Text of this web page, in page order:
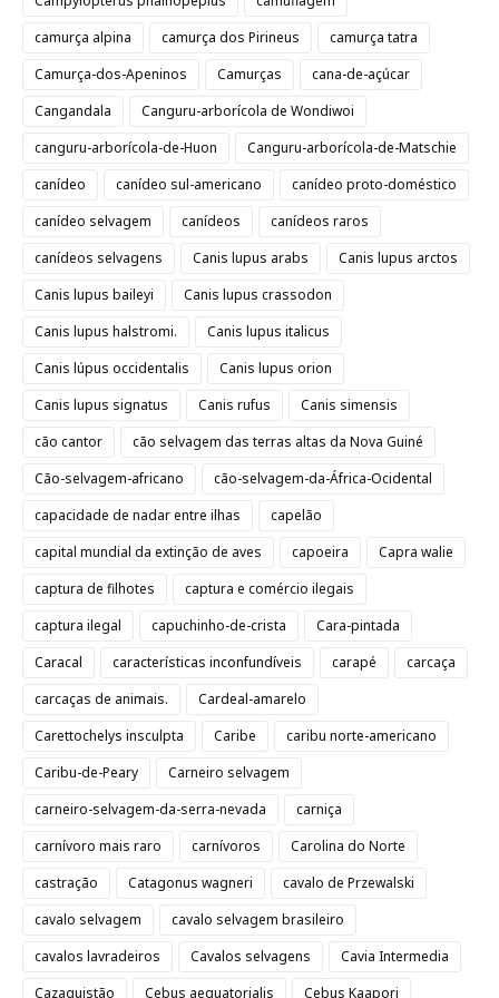
camurça alpina
camurça dos Pirineus
camurça tatra
Camurça-dos-Apeninos
Camurças
cana-de-açúcar
Cangandala
Canguru-arborícola de Wondiwoi
canguru-arborícola-de-Huon
Canguru-arborícola-de-Matschie
canídeo
canídeo sul-americano
canídeo proto-doméstico
canídeo selvagem
canídeos
canídeos raros
canídeos selvagens
Canis lupus arabs
Canis lupus arctos
Canis lupus baileyi
Canis lupus crassodon
Canis lupus halstromi.
Canis lupus italicus
Canis lúpus occidentalis
Canis lupus orion
Canis lupus signatus
Canis rufus
Canis simensis
cão cantor
cão selvagem das terras altas da Nova Guiné
Cão-selvagem-africano
cão-selvagem-da-África-Ocidental
capacidade de nadar entre ilhas
capelão
capital mundial da extinção de aves
capoeira
Capra walie
captura de filhotes
captura e comércio ilegais
captura ilegal
capuchinho-de-crista
Cara-pintada
Caracal
características inconfundíveis carapé
carcaça
carcaças de animais.
Cardeal-amarelo
Carettochelys insculpta
Caribe
caribu norte-americano
Caribu-de-Peary
Carneiro selvagem
carneiro-selvagem-da-serra-nevada
carniça
carnívoro mais raro
carnívoros
Carolina do Norte
castração
Catagonus wagneri
cavalo de Przewalski
cavalo selvagem
cavalo selvagem brasileiro
cavalos lavradeiros
Cavalos selvagens
Cavia Intermedia
Cazaquistão
Cebus aequatorialis Cebus Kaapori